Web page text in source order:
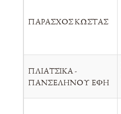
ΠΑΡΑΣΧΟΣ ΚΩΣΤΑΣ
ΠΛΙΑΤΣΙΚΑ -
ΠΑΝΣΕΛΗΝΟΥ ΕΦΗ